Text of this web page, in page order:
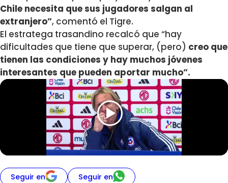
Chile necesita que sus jugadores salgan al
extranjero”, comentó el Tigre.
El estratega trasandino recalcó que “hay
dificultades que tiene que superar, (pero) creo que
tienen las condiciones y hay muchos jóvenes
interesantes que pueden aportar mucho”.
Seguir en Seguir en